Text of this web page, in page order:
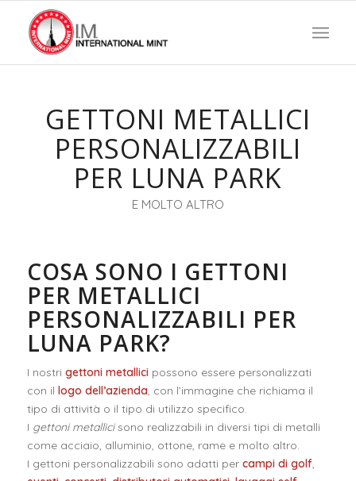
GETTONI METALLICI
PERSONALIZZABILI
PER LUNA PARK
E MOLTO ALTRO
COSA SONO I GETTONI
PER METALLICI
PERSONALIZZABILI PER
LUNA PARK?
I nostri gettoni metallicipossono essere personalizzati
con il logo dell’azienda, con l’immagine che richiama il
tipo di attività o il tipo di utilizzo specifico.
I gettoni metallicisono realizzabili in diversi tipi di metalli
come acciaio, alluminio, ottone, rame e molto altro.
I gettoni personalizzabili sono adatti per campi di golf,